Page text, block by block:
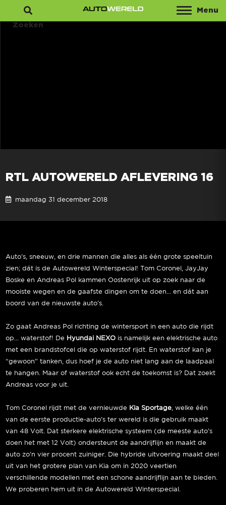
Menu
Zoeken
RTL AUTOWERELD AFLEVERING 16
maandag 31 december 2018
Auto’s, sneeuw, en drie mannen die alles als één grote speeltuin
zien; dát is de Autowereld Winterspecial! Tom Coronel, JayJay
Boske en Andreas Pol kammen Oostenrijk uit op zoek naar de
mooiste wegen en de gaafste dingen om te doen… en dát aan
boord van de nieuwste auto’s.
Zo gaat Andreas Pol richting de wintersport in een auto die rijdt
op… waterstof! De Hyundai NEXO is namelijk een elektrische auto
met een brandstofcel die op waterstof rijdt. En waterstof kan je
“gewoon” tanken, dus hoef je de auto niet lang aan de laadpaal
te hangen. Maar of waterstof ook echt de toekomst is? Dat zoekt
Andreas voor je uit.
Tom Coronel rijdt met de vernieuwde Kia Sportage , welke één
van de eerste productie-auto’s ter wereld is die gebruik maakt
van 48 Volt. Dat sterkere elektrische systeem (de meeste auto’s
doen het met 12 Volt) ondersteunt de aandrijflijn en maakt de
auto zo’n vier procent zuiniger. Die hybride uitvoering maakt deel
uit van het grotere plan van Kia om in 2020 veertien
verschillende modellen met een schone aandrijflijn aan te bieden.
We proberen hem uit in de Autowereld Winterspecial.